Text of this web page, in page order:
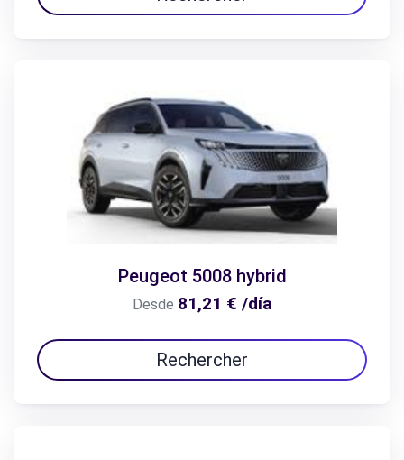
Peugeot 5008 hybrid
Desde 81,21 € /día
Rechercher